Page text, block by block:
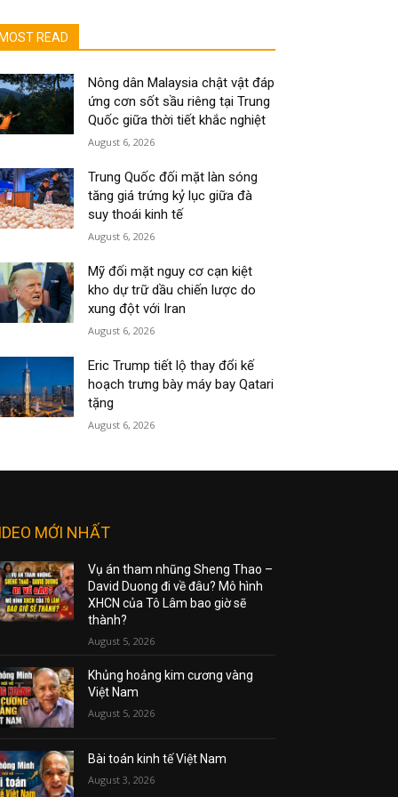
MOST READ
Nông dân Malaysia chật vật đáp
ứng cơn sốt sầu riêng tại Trung
Quốc giữa thời tiết khắc nghiệt
August 6, 2026
Trung Quốc đối mặt làn sóng
tăng giá trứng kỷ lục giữa đà
suy thoái kinh tế
August 6, 2026
Mỹ đối mặt nguy cơ cạn kiệt
kho dự trữ dầu chiến lược do
xung đột với Iran
August 6, 2026
Eric Trump tiết lộ thay đổi kế
hoạch trưng bày máy bay Qatari
tặng
August 6, 2026
MỚI NHẤT
Vụ án tham nhũng Sheng Thao –
David Duong đi về đâu? Mô hình
XHCN của Tô Lâm bao giờ sẽ
thành?
August 5, 2026
Khủng hoảng kim cương vàng
Việt Nam
August 5, 2026
Bài toán kinh tế Việt Nam
August 3, 2026